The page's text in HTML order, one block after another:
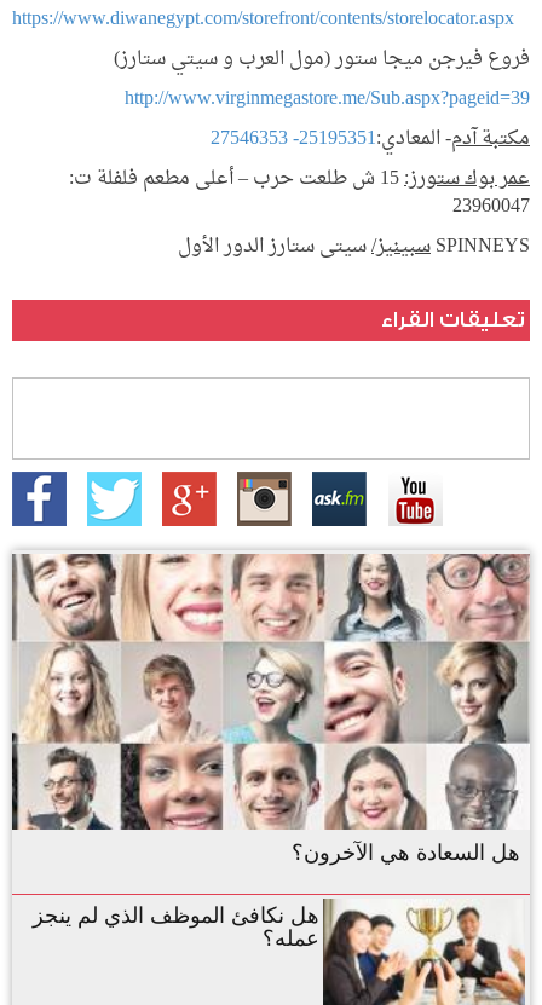
https://www.diwanegypt.com/storefront/contents/storelocator.aspx
فروع فيرجن ميجا ستور (مول العرب و سيتي ستارز)
http://www.virginmegastore.me/Sub.aspx?pageid=39
مكتبة آدم- المعادي:25195351- 27546353
عمر بوك ستورز:
15 ش طلعت حرب – أعلى مطعم فلفلة ت:
23960047
SPINNEYSسبينيز/سيتى ستارز الدور الأول
تعليقات القراء
هل السعادة هي الآخرون؟
هل نكافئ الموظف الذي لم ينجز
عمله؟